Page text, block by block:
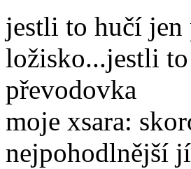
jestli to hučí jen
ložisko...jestli
převodovka
moje xsara:
nejpohodlnější